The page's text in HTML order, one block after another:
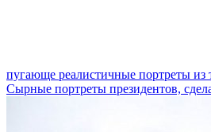
пугающе реалистичные портреты из
Сырные портреты президентов,